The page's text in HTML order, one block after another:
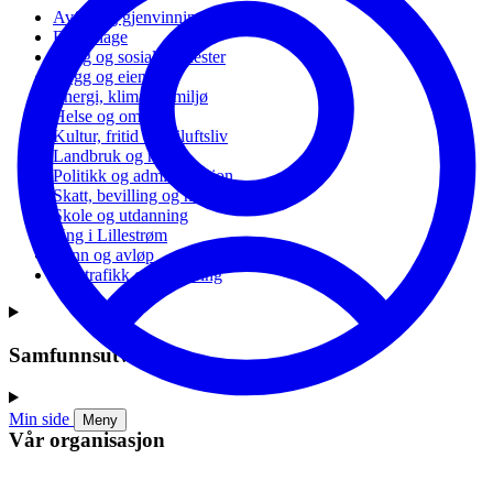
Min side Meny
Avfall og gjenvinning
Barnehage
Bolig og sosiale tjenester
Bygg og eiendom
Energi, klima og miljø
Helse og omsorg
Kultur, fritid og friluftsliv
Landbruk og natur
Politikk og administrasjon
Skatt, bevilling og næring
Skole og utdanning
Ung i Lillestrøm
Vann og avløp
Vei, trafikk og parkering
Samfunnsutvikling
Vår organisasjon